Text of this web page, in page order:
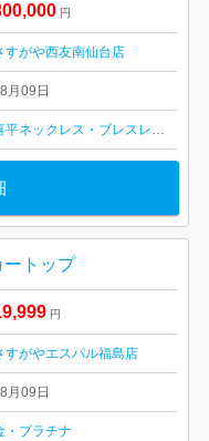
円
すがや西友南仙台店
月09日
喜平ネックレス・ブレスレット
トップ
円
すがやエスパル福島店
月09日
・プラチナ